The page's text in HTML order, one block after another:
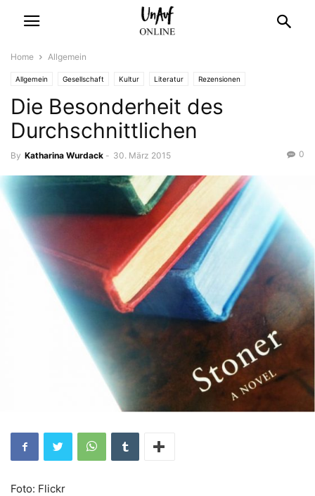
Home Allgemein
Allgemein Gesellschaft Kultur Literatur Rezensionen
Die Besonderheit des
Durchschnittlichen
By Katharina Wurdack - 30. März 2015 0
Foto: Flickr